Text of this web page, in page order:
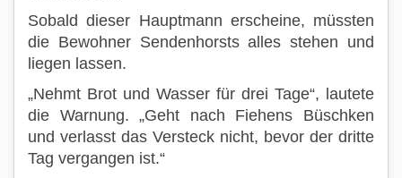
Sobald dieser Hauptmann erscheine, müssten
die Bewohner Sendenhorsts alles stehen und
liegen lassen.
„Nehmt Brot und Wasser für drei Tage“, lautete
die Warnung. „Geht nach Fiehens Büschken
und verlasst das Versteck nicht, bevor der dritte
Tag vergangen ist.“